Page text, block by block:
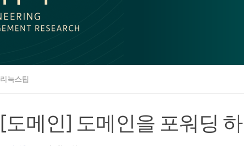
리눅스팁
[도메인] 도메인을 포워딩